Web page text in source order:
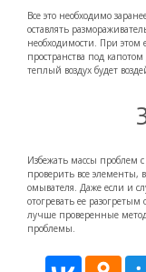
Все это необходимо
оставлять
необходимости. При этом
пространства под
теплый воздух будет
Избежать массы проблем
проверить все элементы,
омывателя. Даже если и
отогревать ее
лучше проверенные
проблемы.